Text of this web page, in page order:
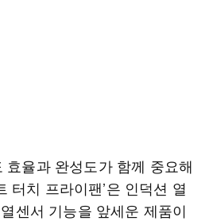
효율과 완성도가 함께 중요해
터치 프라이팬’은 인덕션 열
센서 기능을 앞세운 제품이